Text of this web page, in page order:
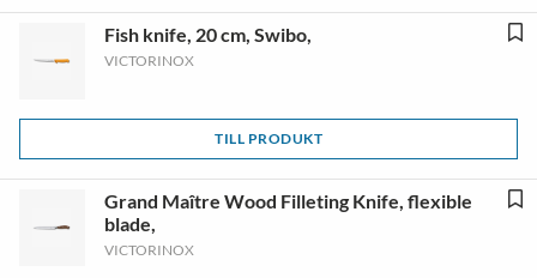
Fish knife, 20 cm, Swibo,
VICTORINOX
TILL PRODUKT
Grand Maître Wood Filleting Knife, flexible
blade,
VICTORINOX